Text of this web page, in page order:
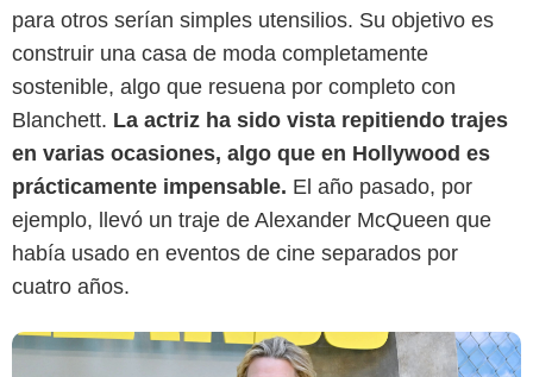
para otros serían simples utensilios. Su objetivo es
construir una casa de moda completamente
sostenible, algo que resuena por completo con
Blanchett. La actriz ha sido vista repitiendo trajes
en varias ocasiones, algo que en Hollywood es
prácticamente impensable. El año pasado, por
ejemplo, llevó un traje de Alexander McQueen que
había usado en eventos de cine separados por
cuatro años.